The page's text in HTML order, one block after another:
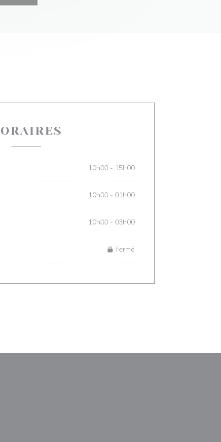
10h00 - 15h00
10h00 - 01h00
10h00 - 03h00
Fermé